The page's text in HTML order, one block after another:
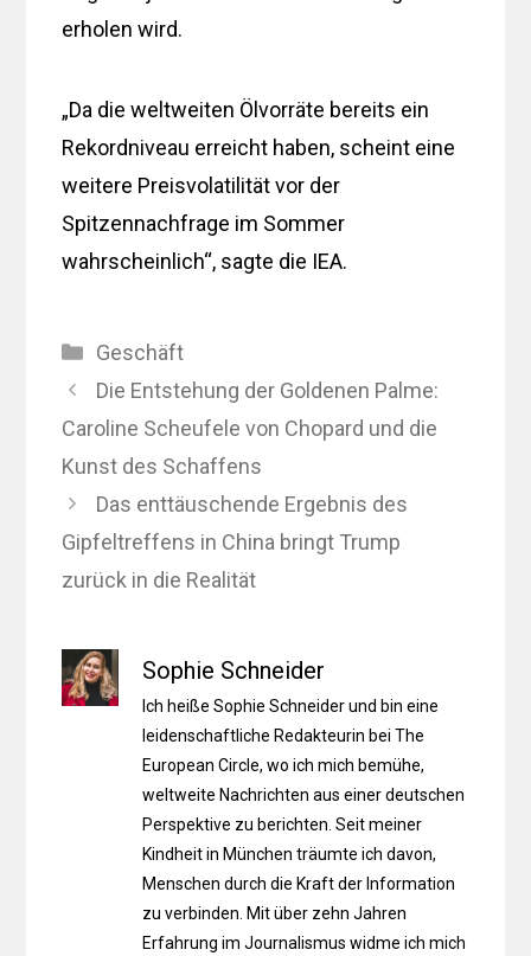
erholen wird.
„Da die weltweiten Ölvorräte bereits ein
Rekordniveau erreicht haben, scheint eine
weitere Preisvolatilität vor der
Spitzennachfrage im Sommer
wahrscheinlich“, sagte die IEA.
Kategorien
Geschäft
Die Entstehung der Goldenen Palme:
Caroline Scheufele von Chopard und die
Kunst des Schaffens
Das enttäuschende Ergebnis des
Gipfeltreffens in China bringt Trump
zurück in die Realität
Sophie Schneider
Ich heiße Sophie Schneider und bin eine
leidenschaftliche Redakteurin bei The
European Circle, wo ich mich bemühe,
weltweite Nachrichten aus einer deutschen
Perspektive zu berichten. Seit meiner
Kindheit in München träumte ich davon,
Menschen durch die Kraft der Information
zu verbinden. Mit über zehn Jahren
Erfahrung im Journalismus widme ich mich